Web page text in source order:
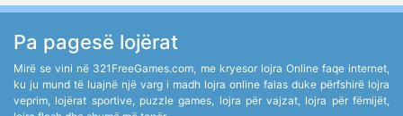
Pa pagesë lojërat
Mirë se vini në 321FreeGames.com, me kryesor lojra Online faqe internet,
ku ju mund të luajnë një varg i madh lojra online falas duke përfshirë lojra
veprim, lojërat sportive, puzzle games, lojra për vajzat, lojra për fëmijët,